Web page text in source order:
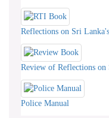
Reflections on Sri
Review of Reflections on
Police Manual
RTI කොමිෂන්